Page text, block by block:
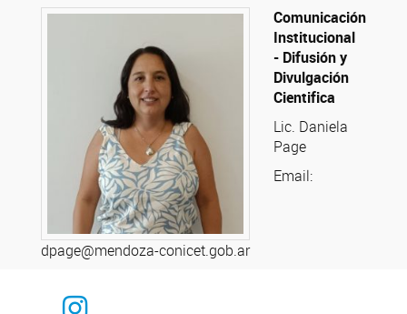
Comunicación
Institucional
- Difusión y
Divulgación
Cientifica
Lic. Daniela
Page
Email:
dpage@mendoza-conicet.gob.ar
Instagram